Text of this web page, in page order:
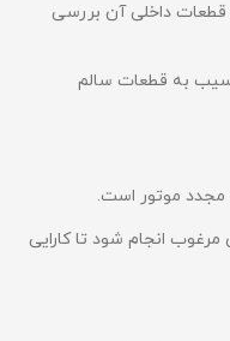
داخلی آن بررسی
آسیب به قطعات سالم
مجدد موتور است.
مرغوب انجام شود تا کارایی